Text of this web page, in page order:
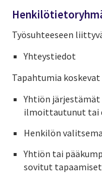
Työsuhteeseen
Yhteystiedot
Tapahtumia
Yhtiön
ilmoittautunut tai
Henkilön
Yhtiön tai
sovitut